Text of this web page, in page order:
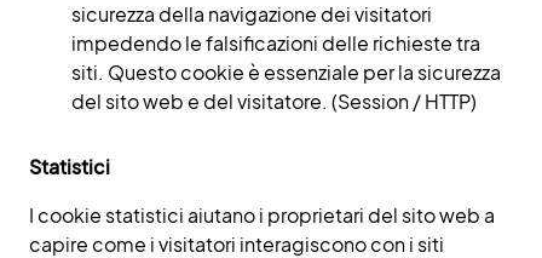
sicurezza della navigazione dei visitatori
impedendo le falsificazioni delle richieste tra
siti. Questo cookie è essenziale per la sicurezza
del sito web e del visitatore. (Session / HTTP)
Statistici
I cookie statistici aiutano i proprietari del sito web a
capire come i visitatori interagiscono con i siti